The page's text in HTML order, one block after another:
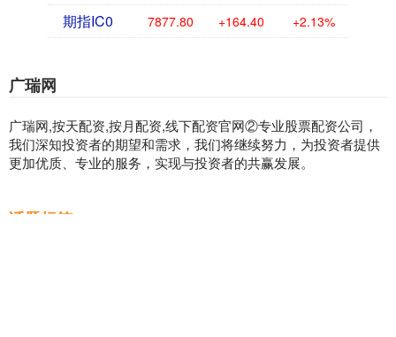
期指IC0 7877.80 +164.40 +2.13%
广瑞网
广瑞网,按天配资,按月配资,线下配资官网②专业股票配资公司，
我们深知投资者的期望和需求，我们将继续努力，为投资者提供
更加优质、专业的服务，实现与投资者的共赢发展。
话题标签